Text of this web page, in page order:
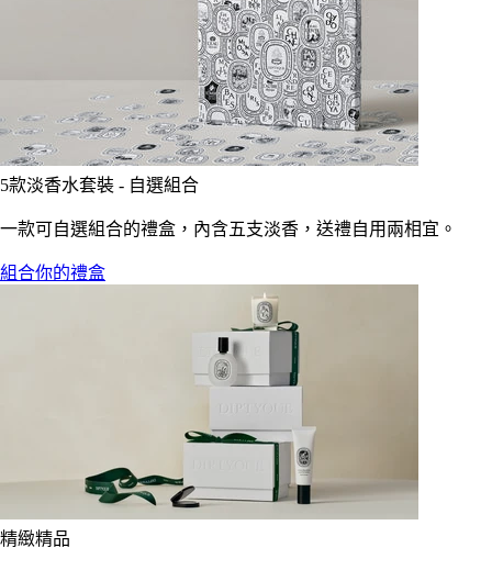
5款淡香水套裝 - 自選組合
一款可自選組合的禮盒，內含五支淡香，送禮自用兩相宜。
組合你的禮盒
精緻精品